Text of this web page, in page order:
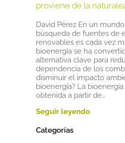
proviene de la
David Pérez En un
búsqueda de fuentes de
renovables es cada vez
bioenergía se ha
alternativa clave para
dependencia de los
disminuir el impacto
bioenergía? La
obtenida a partir de…
Categorías